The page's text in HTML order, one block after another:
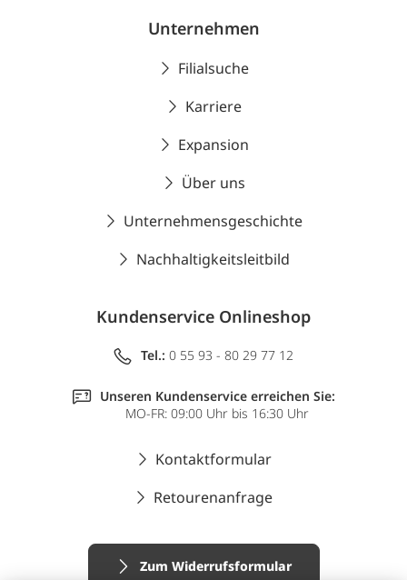
Unternehmen
Filialsuche
Karriere
Expansion
Über uns
Unternehmensgeschichte
Nachhaltigkeitsleitbild
Kundenservice Onlineshop
Tel.: 0 55 93 - 80 29 77 12
Unseren Kundenservice erreichen Sie:
MO-FR: 09:00 Uhr bis 16:30 Uhr
Kontaktformular
Retourenanfrage
Zum Widerrufsformular